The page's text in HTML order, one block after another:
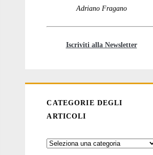
Adriano Fragano
Iscriviti alla Newsletter
CATEGORIE DEGLI
ARTICOLI
Categorie